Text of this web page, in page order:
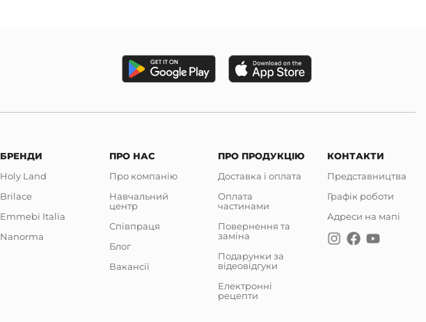
БРЕНДИ
Holy Land
Brilace
Emmebi Italia
Nanorma
ПРО НАС
Про компанію
Навчальний
центр
Співпраця
Блог
Вакансії
ПРО ПРОДУКЦІЮ
Доставка і оплата
Оплата
частинами
Повернення та
заміна
Подарунки за
відеовідгуки
Електронні
рецепти
КОНТАКТИ
Представництва
Графік роботи
Адреси на мапі